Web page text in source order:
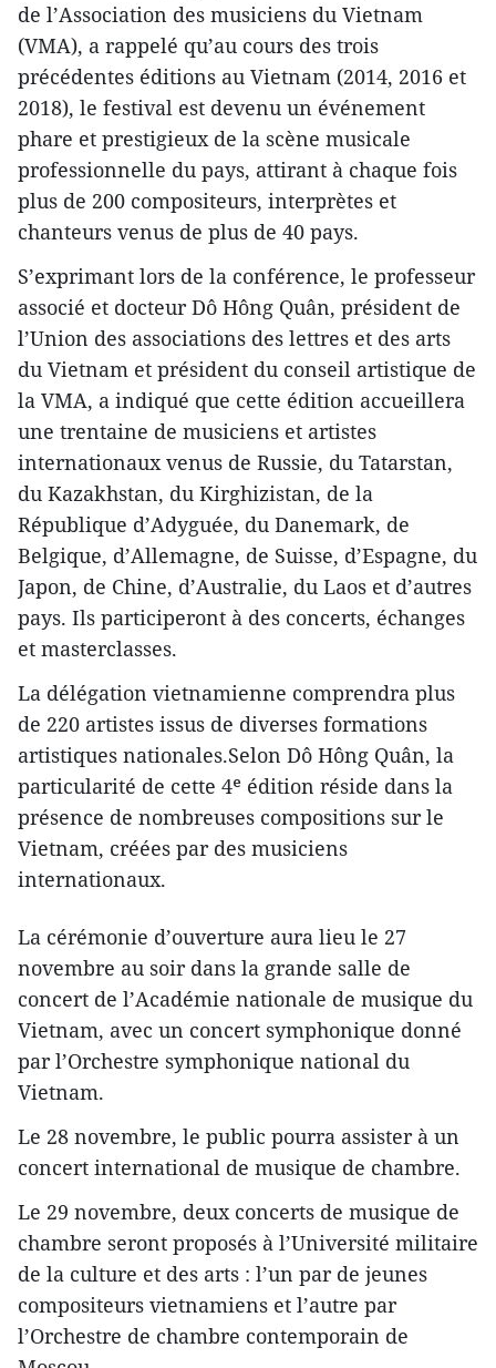
de l’Association des musiciens du Vietnam
(VMA), a rappelé qu’au cours des trois
précédentes éditions au Vietnam (2014, 2016 et
2018), le festival est devenu un événement
phare et prestigieux de la scène musicale
professionnelle du pays, attirant à chaque fois
plus de 200 compositeurs, interprètes et
chanteurs venus de plus de 40 pays.
S’exprimant lors de la conférence, le professeur
associé et docteur Dô Hông Quân, président de
l’Union des associations des lettres et des arts
du Vietnam et président du conseil artistique de
la VMA, a indiqué que cette édition accueillera
une trentaine de musiciens et artistes
internationaux venus de Russie, du Tatarstan,
du Kazakhstan, du Kirghizistan, de la
République d’Adyguée, du Danemark, de
Belgique, d’Allemagne, de Suisse, d’Espagne, du
Japon, de Chine, d’Australie, du Laos et d’autres
pays. Ils participeront à des concerts, échanges
et masterclasses.
La délégation vietnamienne comprendra plus
de 220 artistes issus de diverses formations
artistiques nationales.Selon Dô Hông Quân, la
particularité de cette 4ᵉ édition réside dans la
présence de nombreuses compositions sur le
Vietnam, créées par des musiciens
internationaux.
La cérémonie d’ouverture aura lieu le 27
novembre au soir dans la grande salle de
concert de l’Académie nationale de musique du
Vietnam, avec un concert symphonique donné
par l’Orchestre symphonique national du
Vietnam.
Le 28 novembre, le public pourra assister à un
concert international de musique de chambre.
Le 29 novembre, deux concerts de musique de
chambre seront proposés à l’Université militaire
de la culture et des arts : l’un par de jeunes
compositeurs vietnamiens et l’autre par
l’Orchestre de chambre contemporain de